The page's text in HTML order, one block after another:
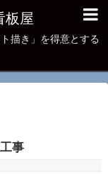
板屋
描き」を得意とする
事